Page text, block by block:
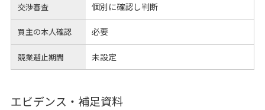
交渉審査 個別に確認し判断
買主の本人確認 必要
競業避止期間 未設定
エビデンス・補足資料